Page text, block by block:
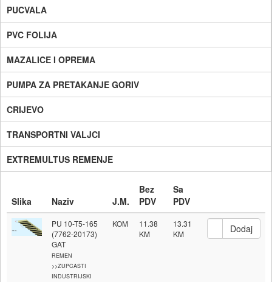
PUCVALA
PVC FOLIJA
MAZALICE I OPREMA
PUMPA ZA PRETAKANJE GORIV
CRIJEVO
TRANSPORTNI VALJCI
EXTREMULTUS REMENJE
Slika Naziv J.M.
Bez
PDV
Sa
PDV
PU 10-T5-165
(7762-20173)
GAT
REMEN
>>ZUPCASTI
INDUSTRIJSKI
KOM 11.38 13.31